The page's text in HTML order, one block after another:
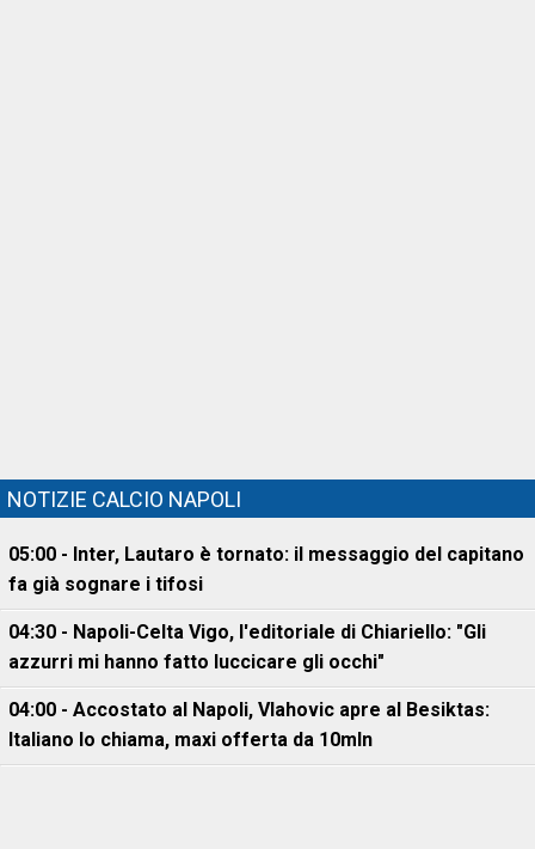
NOTIZIE CALCIO NAPOLI
05:00 - Inter, Lautaro è tornato: il messaggio del capitano
fa già sognare i tifosi
04:30 - Napoli-Celta Vigo, l'editoriale di Chiariello: "Gli
azzurri mi hanno fatto luccicare gli occhi"
04:00 - Accostato al Napoli, Vlahovic apre al Besiktas:
Italiano lo chiama, maxi offerta da 10mln